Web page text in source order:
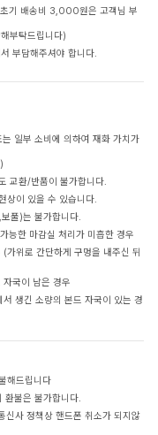
기 배송비 3,000원은 고객님 부
부탁드립니다)
부담해주셔야 합니다.
일부 소비에 의하여 재화 가치가
교환/반품이 불가합니다.
상이 있을 수 있습니다.
풀)는 불가합니다.
능한 마감실 처리가 미흡한 경우
가위로 간단하게 구멍을 내주신 뒤
국이 남은 경우
생긴 소량의 본드 자국이 있는 경
해드립니다
불은 불가합니다.
신사 정책상 핸드폰 취소가 되지않